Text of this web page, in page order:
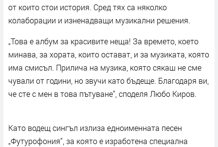
от които стои история. Сред тях са няколко
колаборации и изненадващи музикални решения.
„Това е албум за красивите неща! За времето, което
минава, за хората, които остават, и за музиката, която
има смисъл. Прилича на музика, която сякаш не сме
чували от години, но звучи като бъдеще. Благодаря ви,
че сте с мен в това пътуване“, споделя Любо Киров.
Като водещ сингъл излиза едноименната песен
„Футурофония“, за която е изработена специална